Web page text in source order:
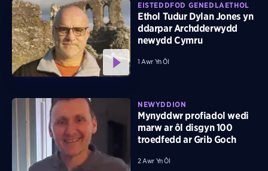
EISTEDDFOD GENEDLAETHOL
Ethol Tudur Dylan Jones yn
ddarpar Archdderwydd
newydd Cymru
1 Awr Yn Ôl
NEWYDDION
Mynyddwr profiadol wedi
marw ar ôl disgyn 100
troedfedd ar Grib Goch
2 Awr Yn Ôl